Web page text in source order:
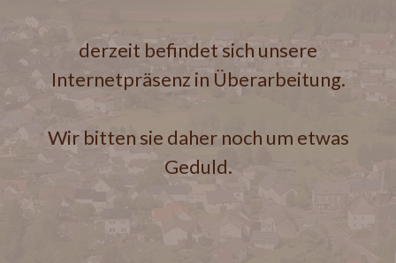
derzeit befindet sich unsere
Internetpräsenz in Überarbeitung.
Wir bitten sie daher noch um etwas
Geduld.